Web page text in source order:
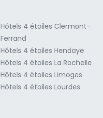
Hôtels 4 étoiles Clermont-
Ferrand
Hôtels 4 étoiles Hendaye
Hôtels 4 étoiles La Rochelle
Hôtels 4 étoiles Limoges
Hôtels 4 étoiles Lourdes